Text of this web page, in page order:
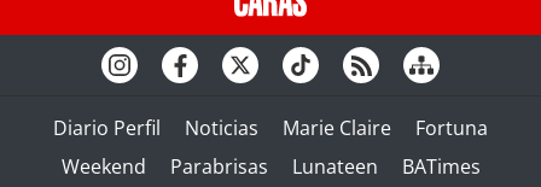
Diario Perfil Noticias Marie Claire
Fortuna
Weekend
Parabrisas Lunateen BATimes